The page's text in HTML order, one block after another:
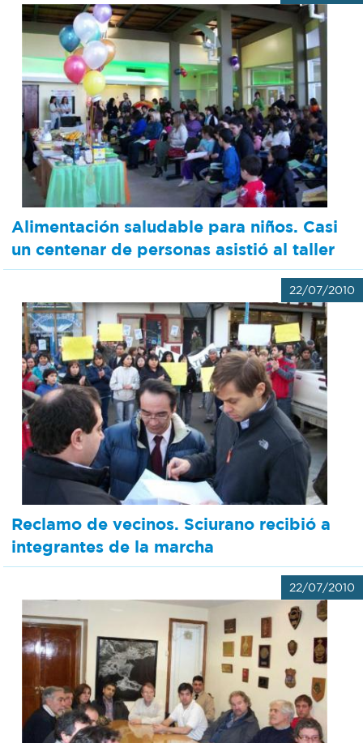
Alimentación saludable para niños. Casi
un centenar de personas asistió al taller
22/07/2010
Reclamo de vecinos. Sciurano recibió a
integrantes de la marcha
22/07/2010